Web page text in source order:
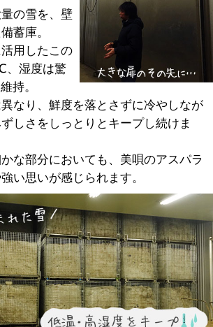
の雪を、壁
蓄庫。
用したこの
、湿度は驚
持。
なり、鮮度を落とさずに冷やしなが
しさをしっとりとキープし続けま
な部分においても、美唄のアスパラ
い思いが感じられます。